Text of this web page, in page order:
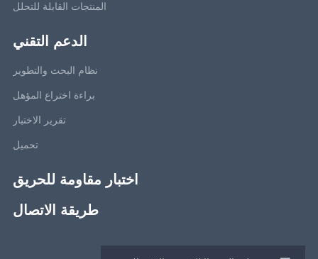
المنتجات القابلة للتحلل
الدعم التقني
نظام البحث والتطوير
براءة اختراع المؤهل
تقرير الاختبار
تحميل
اختبار مقاومة للحريق
طريقة الاتصال